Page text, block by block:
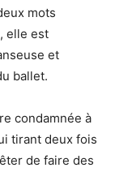
mots
elle est
et
ballet.
condamnée à
tirant deux fois
de faire des